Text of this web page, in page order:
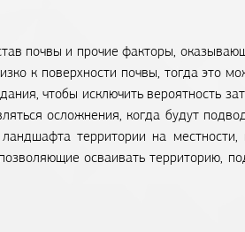
почвы и прочие факторы,
к поверхности почвы, тогда это
чтобы исключить вероятность
осложнения, когда будут
территории на местности,
осваивать территорию,